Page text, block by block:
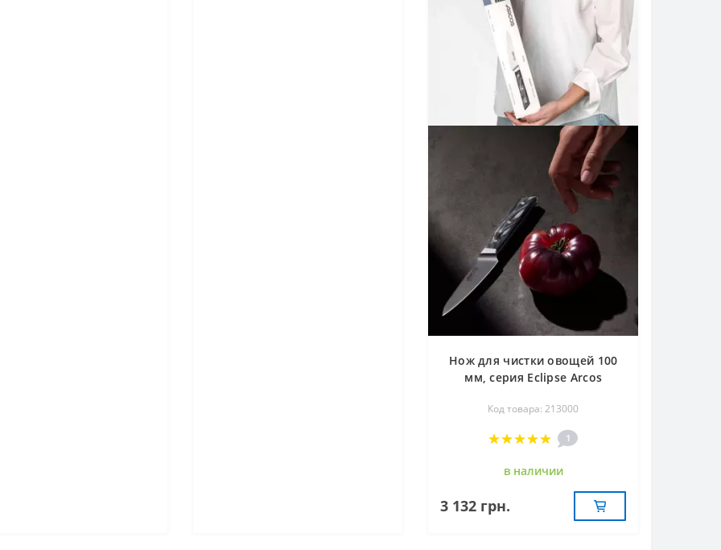
Нож для чистки овощей 100
мм, серия Eclipse Arcos
Код товара: 213000
1
в наличии
3 132 грн.